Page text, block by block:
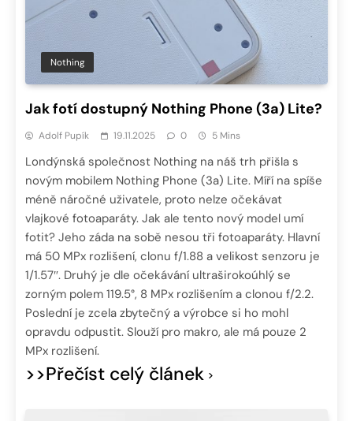
Nothing
Jak fotí dostupný Nothing Phone (3a) Lite?
Adolf Pupík 19.11.2025 0 5 Mins
Londýnská společnost Nothing na náš trh přišla s
novým mobilem Nothing Phone (3a) Lite. Míří na spíše
méně náročné uživatele, proto nelze očekávat
vlajkové fotoaparáty. Jak ale tento nový model umí
fotit? Jeho záda na sobě nesou tři fotoaparáty. Hlavní
má 50 MPx rozlišení, clonu f/1.88 a velikost senzoru je
1/1.57″. Druhý je dle očekávání ultraširokoúhlý se
zorným polem 119.5°, 8 MPx rozlišením a clonou f/2.2.
Poslední je zcela zbytečný a výrobce si ho mohl
opravdu odpustit. Slouží pro makro, ale má pouze 2
MPx rozlišení.
>>Přečíst celý článek